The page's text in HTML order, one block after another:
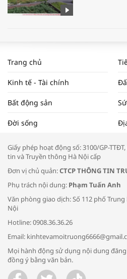
NAM NĂM
ĐẬP THỊ
Tọa đàm
Bác sĩ tư
đường hô
Trao yêu
Trang chủ
Kinh tế - Tài chính
Bất động sản
Đời sống
Giấy phép hoạt động số: 3100/GP-
tin và Truyền thông Hà Nội cấp
Đơn vị chủ quản:CTCP THÔNG TIN
Phụ trách nội dung: Phạm Tuấn Anh
Văn phòng giao dịch: Số 112 phố Trung
Nội
Hotline: 0908.36.36.26
Email:
Mọi hành động sử dụng nội dung
đồng ý bằng văn bản.